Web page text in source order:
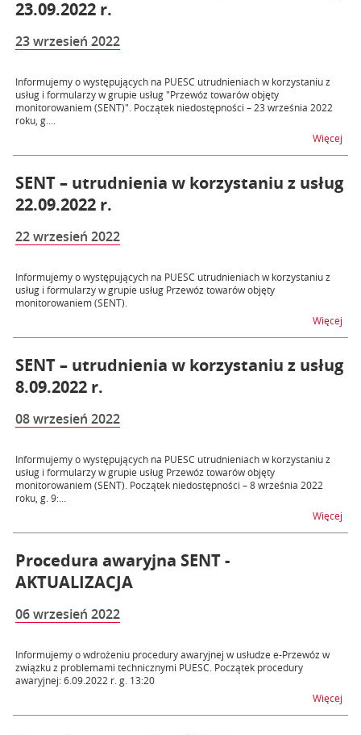
23.09.2022 r.
23 wrzesień 2022
Informujemy o występujących na PUESC utrudnieniach w korzystaniu z
usług i formularzy w grupie usług "Przewóz towarów objęty
monitorowaniem (SENT)". Początek niedostępności – 23 września 2022
roku, g....
Więcej
SENT – utrudnienia w korzystaniu z usług
22.09.2022 r.
22 wrzesień 2022
Informujemy o występujących na PUESC utrudnieniach w korzystaniu z
usług i formularzy w grupie usług Przewóz towarów objęty
monitorowaniem (SENT).
Więcej
SENT – utrudnienia w korzystaniu z usług
8.09.2022 r.
08 wrzesień 2022
Informujemy o występujących na PUESC utrudnieniach w korzystaniu z
usług i formularzy w grupie usług Przewóz towarów objęty
monitorowaniem (SENT). Początek niedostępności – 8 września 2022
roku, g. 9:...
Więcej
Procedura awaryjna SENT -
AKTUALIZACJA
06 wrzesień 2022
Informujemy o wdrożeniu procedury awaryjnej w usłudze e-Przewóz w
związku z problemami technicznymi PUESC. Początek procedury
awaryjnej: 6.09.2022 r. g. 13:20
Więcej